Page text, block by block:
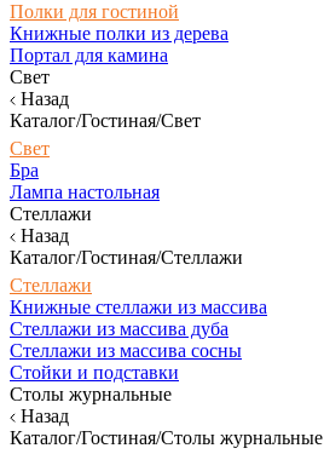
Полки для гостиной
Книжные полки из дерева
Портал для камина
Свет
Назад
Каталог/Гостиная/Свет
Свет
Бра
Лампа настольная
Стеллажи
Назад
Каталог/Гостиная/Стеллажи
Стеллажи
Книжные стеллажи из массива
Стеллажи из массива дуба
Стеллажи из массива сосны
Стойки и подставки
Столы журнальные
Назад
Каталог/Гостиная/Столы журнальные